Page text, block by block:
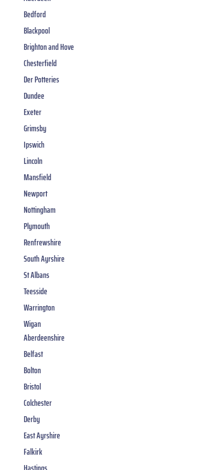
Bedford
Blackpool
Brighton and Hove
Chesterfield
Der Potteries
Dundee
Exeter
Grimsby
Ipswich
Lincoln
Mansfield
Newport
Nottingham
Plymouth
Renfrewshire
South Ayrshire
St Albans
Teesside
Warrington
Wigan
Aberdeenshire
Belfast
Bolton
Bristol
Colchester
Derby
East Ayrshire
Falkirk